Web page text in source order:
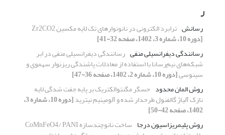
ر
رسانش ترابرد الکترونی در نانونوارهای تک لایه مکسین Zr2CO2
[دوره 10، شماره 3، 1402، صفحه 32-41]
رسانندگی دیفرانسیلی منفی رسانندگی دیفرانسیلی منفی در ابر
شبکه‌های نیم‌رسانا با استفاده از معادلات پاشندگی ریزنوار سهموی و
سینوسی[دوره 10، شماره 2، 1402، صفحه 36-47]
روش المان محدود حسگر مگنتوالکتریک بر پایه جفت شدگی لایه
نازک آلیاژ گالفنول طرحدار شده و آلومینیم نیترید [دوره 10، شماره 3،
1402، صفحه 42-50]
روش پلیمریزاسیون درجا
ساخت نانوچندسازه CoMnFeO4/ PANI